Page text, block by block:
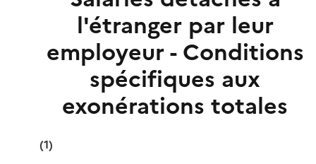
l'étranger par leur
employeur - Conditions
spécifiques aux
exonérations totales
(1)